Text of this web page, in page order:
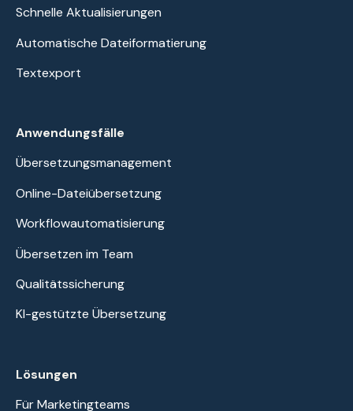
Schnelle Aktualisierungen
Automatische Dateiformatierung
Textexport
Anwendungsfälle
Übersetzungsmanagement
Online-Dateiübersetzung
Workflowautomatisierung
Übersetzen im Team
Qualitätssicherung
KI-gestützte Übersetzung
Lösungen
Für Marketingteams